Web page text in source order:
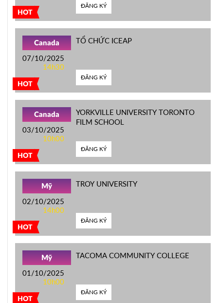
HOT
ĐĂNG KÝ
HOT
Canada
07/10/2025
14h30
TỔ CHỨC ICEAP
ĐĂNG KÝ
HOT
Canada
03/10/2025
10h00
YORKVILLE UNIVERSITY TORONTO
FILM SCHOOL
ĐĂNG KÝ
HOT
Mỹ
02/10/2025
14h00
TROY UNIVERSITY
ĐĂNG KÝ
HOT
Mỹ
01/10/2025
10h00
TACOMA COMMUNITY COLLEGE
ĐĂNG KÝ